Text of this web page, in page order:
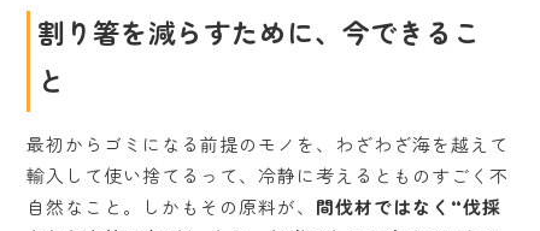
割り箸を減らすために、今できるこ
と
最初からゴミになる前提のモノを、わざわざ海を越えて
輸入して使い捨てるって、冷静に考えるとものすごく不
自然なこと。しかもその原料が、 間伐材ではなく“伐採